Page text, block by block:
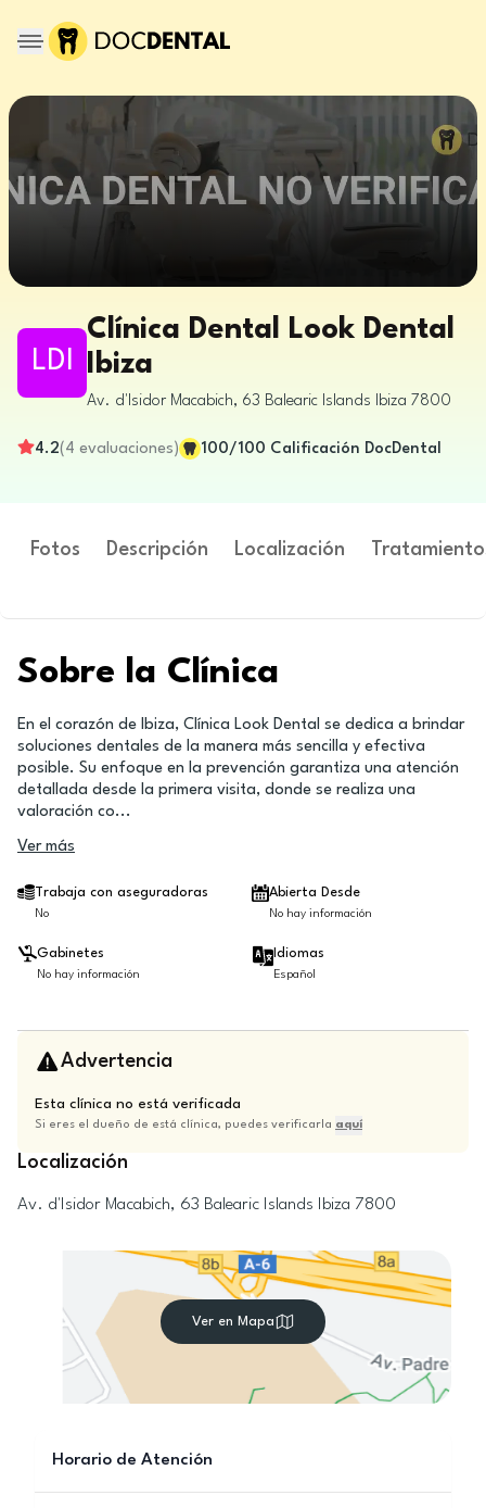
LDI
Clínica Dental Look Dental
Ibiza
Av. d'Isidor Macabich, 63 Balearic Islands Ibiza 7800
4.2( 4 evaluaciones) 100/100 Calificación DocDental
Fotos Descripción Localización
Sobre la Clínica
En el corazón de Ibiza, Clínica Look Dental se dedica a brindar
soluciones dentales de la manera más sencilla y efectiva
posible. Su enfoque en la prevención garantiza una atención
detallada desde la primera visita, donde se realiza una
valoración co...
Ver más
Trabaja con aseguradoras
No
Abierta Desde
No hay información
Gabinetes
No hay información
Idiomas
Español
Advertencia
Esta clínica no está verificada
Si eres el dueño de está clínica, puedes verificarla aquí
Localización
Av. d'Isidor Macabich, 63 Balearic Islands Ibiza 7800
Ver en Mapa
Horario de Atención